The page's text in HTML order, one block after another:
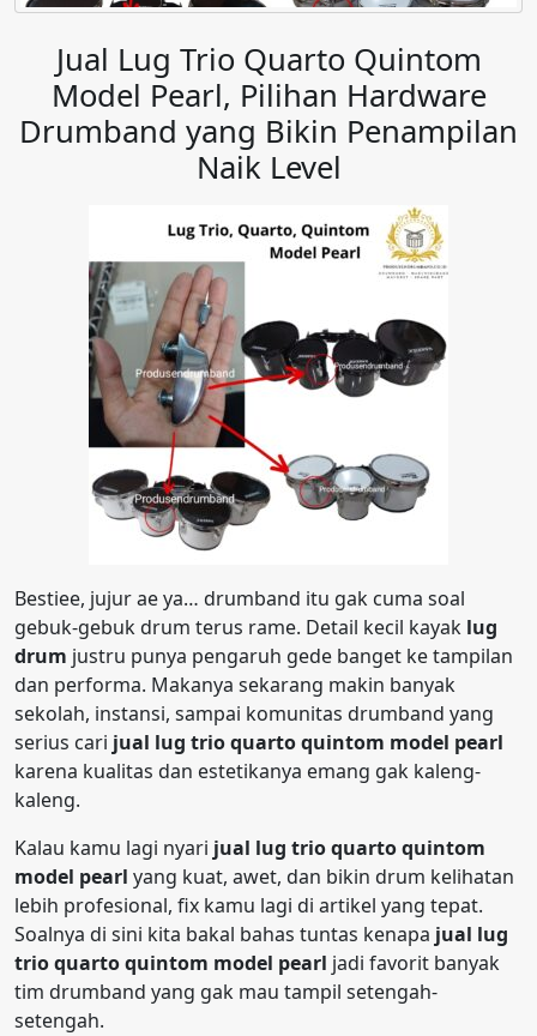
Jual Lug Trio Quarto Quintom
Model Pearl, Pilihan Hardware
Drumband yang Bikin Penampilan
Naik Level
Bestiee, jujur ae ya… drumband itu gak cuma soal
gebuk-gebuk drum terus rame. Detail kecil kayak lug
drum justru punya pengaruh gede banget ke tampilan
dan performa. Makanya sekarang makin banyak
sekolah, instansi, sampai komunitas drumband yang
serius cari jual lug trio quarto quintom model pearl
karena kualitas dan estetikanya emang gak kaleng-
kaleng.
Kalau kamu lagi nyari jual lug trio quarto quintom
model pearl yang kuat, awet, dan bikin drum kelihatan
lebih profesional, fix kamu lagi di artikel yang tepat.
Soalnya di sini kita bakal bahas tuntas kenapa jual lug
trio quarto quintom model pearl jadi favorit banyak
tim drumband yang gak mau tampil setengah-
setengah.